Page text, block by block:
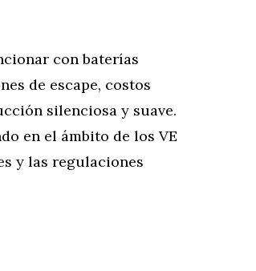
con baterías
de escape, costos
silenciosa y suave.
en el ámbito de los VE
y las regulaciones